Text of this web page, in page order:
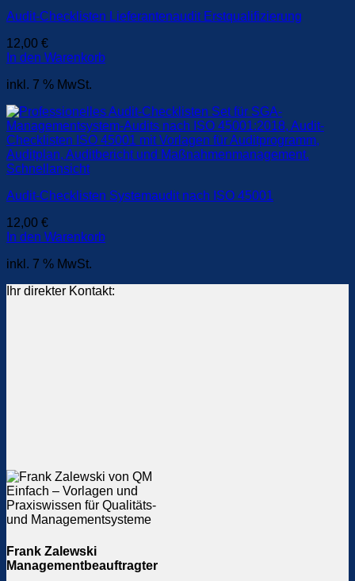
Audit-Checklisten Lieferantenaudit Erstqualifizierung
12,00 €
In den Warenkorb
inkl. 7 % MwSt.
Schnellansicht
Audit-Checklisten Systemaudit nach ISO 45001
12,00 €
In den Warenkorb
inkl. 7 % MwSt.
Ihr direkter Kontakt:
Frank Zalewski
Managementbeauftragter